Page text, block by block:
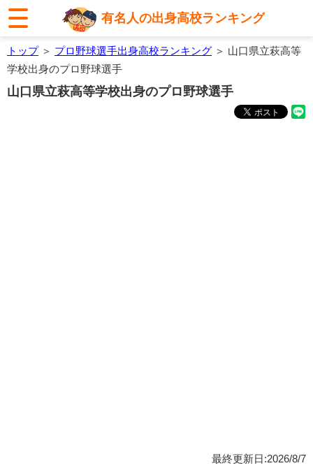
有名人の出身高校ランキング
トップ＞ プロ野球選手出身高校ランキング ＞ 山口県立萩高等
学校出身のプロ野球選手
山口県立萩高等学校出身のプロ野球選手
最終更新日:2026/8/7